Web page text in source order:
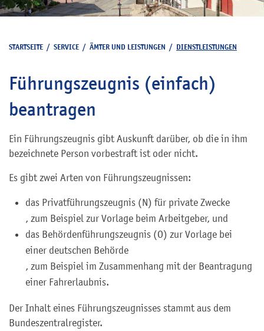
STARTSEITE / SERVICE / ÄMTER UND LEISTUNGEN / DIENSTLEISTUNGEN
Führungszeugnis (einfach)
beantragen
Ein Führungszeugnis gibt Auskunft darüber, ob die in ihm
bezeichnete Person vorbestraft ist oder nicht.
Es gibt zwei Arten von Führungszeugnissen:
das Privatführungszeugnis (N) für private Zwecke
, zum Beispiel zur Vorlage beim Arbeitgeber, und
das Behördenführungszeugnis (O) zur Vorlage bei
einer deutschen Behörde
, zum Beispiel im Zusammenhang mit der Beantragung
einer Fahrerlaubnis.
Der Inhalt eines Führungszeugnisses stammt aus dem
Bundeszentralregister.